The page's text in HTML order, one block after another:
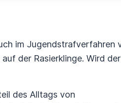
im Jugendstrafverfahren
der Rasierklinge. Wird der
des Alltags von